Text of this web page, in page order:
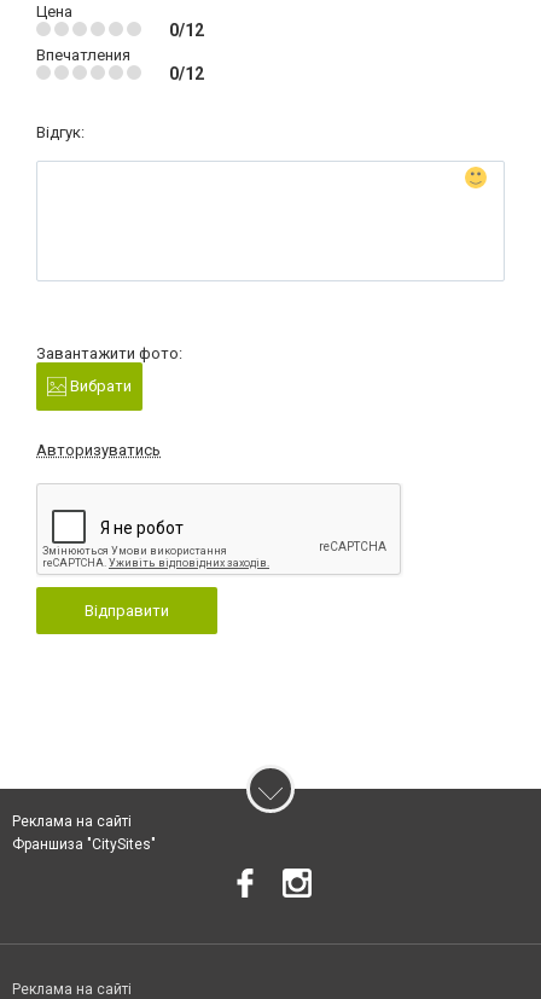
Цена
0/12
Впечатления
0/12
Відгук:
Завантажити фото:
Вибрати
Авторизуватись
Відправити
Реклама на сайті
Франшиза "CitySites"
Реклама на сайті